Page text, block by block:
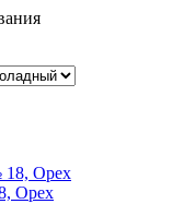
Орех